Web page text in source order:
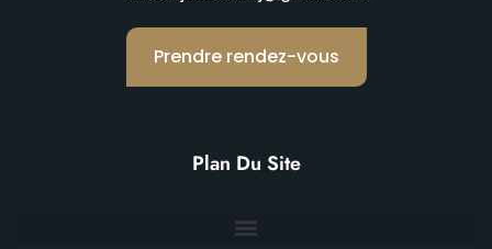
Prendre rendez-vous
Plan Du Site